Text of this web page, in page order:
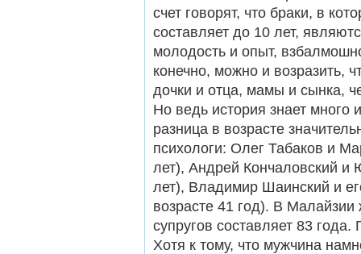
счет говорят, что браки, в
составляет до 10 лет,
молодость и опыт,
конечно, можно и возразить,
дочки и отца, мамы и сынка,
Но ведь история знает
разница в возрасте
психологи: Олег Табаков и
лет), Андрей Кончаловский и
лет), Владимир Шаинский и
возрасте 41 год). В
супругов составляет 83
Хотя к тому, что мужчина